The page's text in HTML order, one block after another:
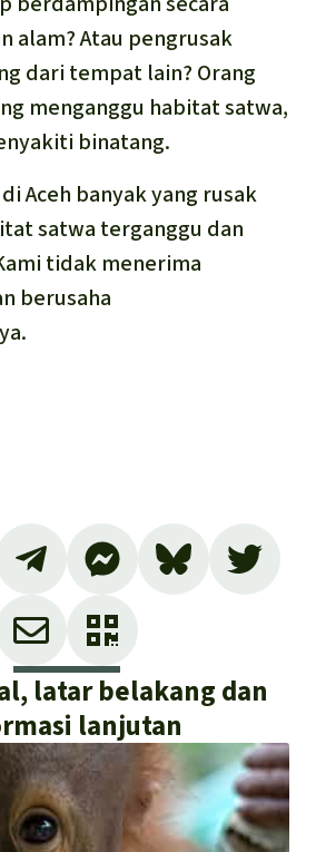
alam? Atau pengrusak
dari tempat lain? Orang
menganggu habitat satwa,
binatang.
Aceh banyak yang rusak
satwa terganggu dan
tidak menerima
berusaha
latar belakang dan
lanjutan